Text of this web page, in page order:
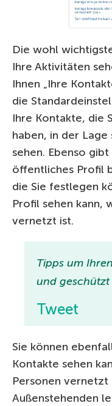
Die wohl
Ihre Aktivitäten
Ihnen „Ihre
die
Ihre Kontakte, die
haben, in der
sehen. Ebenso
öffentliches Profil
die Sie festlegen
Profil sehen kann,
vernetzt ist.
Tipps um
und
Tweet
Sie können
Kontakte sehen
Personen vernetzt
Außenstehenden